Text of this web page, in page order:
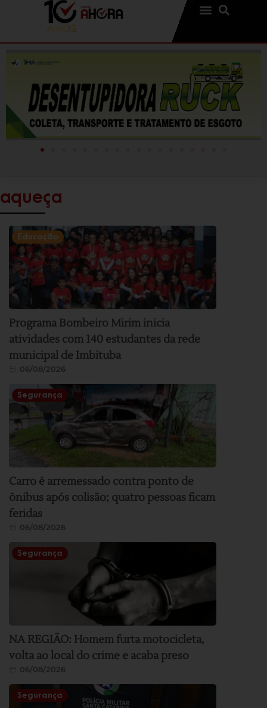
aqueça
Educação
Programa Bombeiro Mirim inicia
atividades com 140 estudantes da rede
municipal de Imbituba
06/08/2026
Segurança
Carro é arremessado contra ponto de
ônibus após colisão; quatro pessoas ficam
feridas
06/08/2026
Segurança
NA REGIÃO: Homem furta motocicleta,
volta ao local do crime e acaba preso
06/08/2026
Segurança